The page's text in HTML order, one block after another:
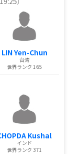
LIN Yen-Chun
台湾
世界ランク 165
Kushal
インド
世界ランク 371